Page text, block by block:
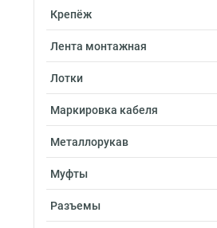
Крепёж
Лента монтажная
Лотки
Маркировка кабеля
Металлорукав
Муфты
Разъемы